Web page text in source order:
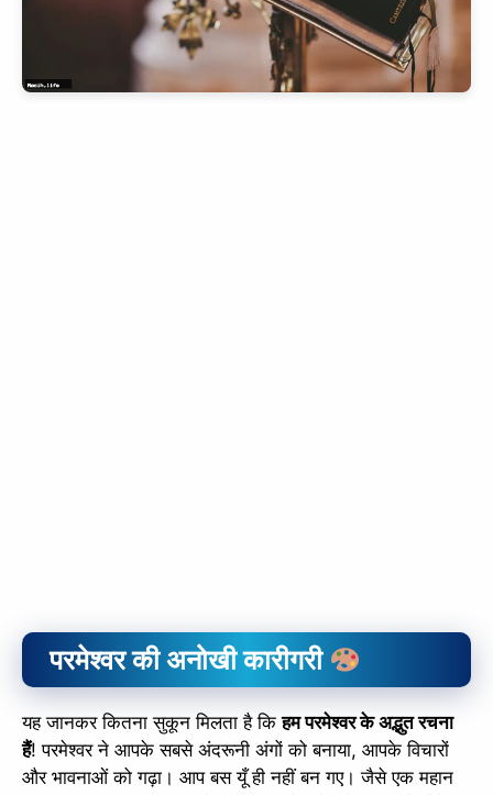
परमेश्वर कीअनोखी कारीगरी
यह जानकर कितना सुकून मिलता है किहम परमेश्वर के अद्भुत रचना
हैं! परमेश्वर ने आपके सबसे अंदरूनी अंगों को बनाया, आपके विचारों
और भावनाओं को गढ़ा। आप बस यूँ ही नहीं बन गए। जैसे एक महान